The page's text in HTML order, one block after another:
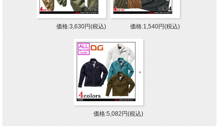
価格:3,630円(税込) 価格:1,540円(税込)
価格:5,082円(税込)